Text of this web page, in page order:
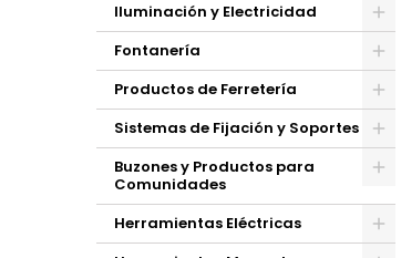
Iluminación y Electricidad
Fontanería
Productos de Ferretería
Sistemas de Fijación y Soportes
Buzones y Productos para
Comunidades
Herramientas Eléctricas